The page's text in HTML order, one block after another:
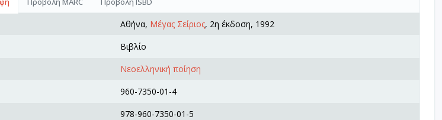
Αθήνα, Μέγας Σείριος, 2η έκδοση, 1992
Βιβλίο
Νεοελληνική ποίηση
960-7350-01-4
978-960-7350-01-5